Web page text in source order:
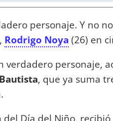
personaje. Y no
Rodrigo Noya (26) en
verdadero personaje,
Bautista, que ya suma